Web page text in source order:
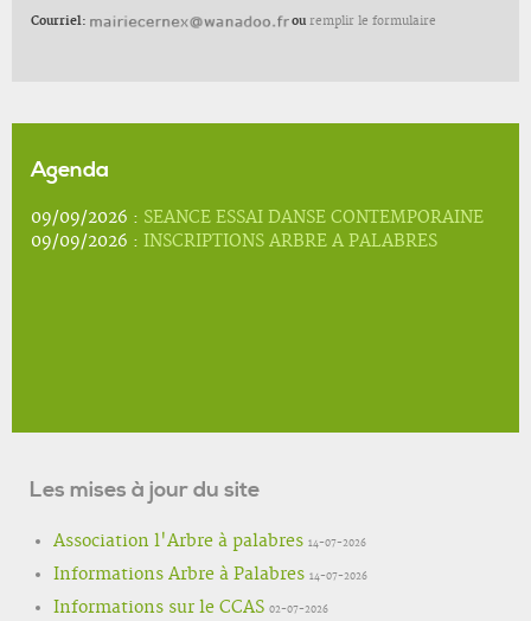
Courriel: ou remplir le formulaire
Agenda
09/09/2026 : SEANCE ESSAI DANSE CONTEMPORAINE
09/09/2026 : INSCRIPTIONS ARBRE A PALABRES
Les mises à jour du site
Association l'Arbre à palabres 14-07-2026
Informations Arbre à Palabres 14-07-2026
Informations sur le CCAS 02-07-2026